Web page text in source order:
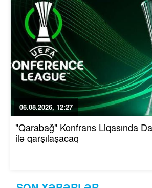
06.08.2026, 12:27
"Qarabağ" Konfrans Liqasında
ilə qarşılaşacaq